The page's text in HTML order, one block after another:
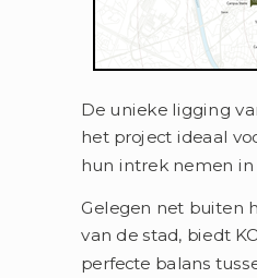
De unieke ligging
het project ideaal
hun intrek nemen in
Gelegen net buiten
van de stad, biedt
perfecte balans